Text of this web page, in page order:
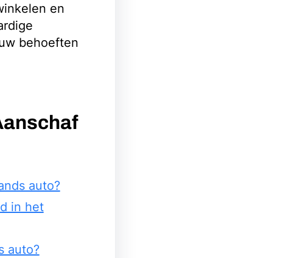
en
behoeften
auto?
in het
auto?